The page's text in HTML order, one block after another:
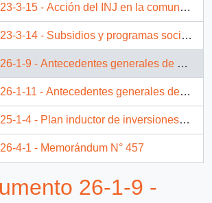
23-3-15 - Acción del INJ en la comuna de Talca
23-3-14 - Subsidios y programas sociales en la comuna de Talca
26-1-9 - Antecedentes generales de sexta región
26-1-11 - Antecedentes generales de la comuna de San Vicente
25-1-4 - Plan inductor de inversiones turisticas
26-4-1 - Memorándum N° 457
26-1-9 -